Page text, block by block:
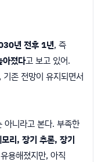
년 전후 1년, 즉
졌다고 보고 있어.
존 전망이 유지되면서
니라고 본다. 부족한
리, 장기 추론, 장기
용해졌지만, 아직